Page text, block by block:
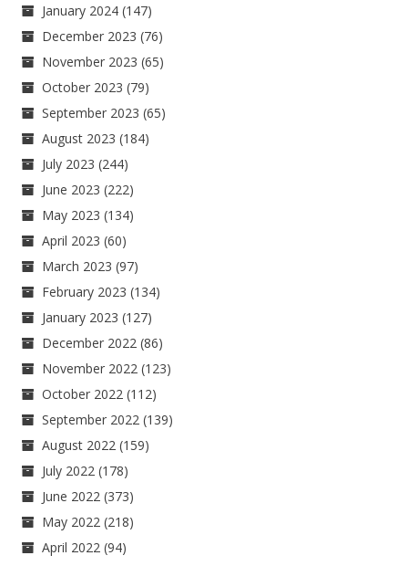
January 2024 (147)
December 2023 (76)
November 2023 (65)
October 2023 (79)
September 2023 (65)
August 2023 (184)
July 2023 (244)
June 2023 (222)
May 2023 (134)
April 2023 (60)
March 2023 (97)
February 2023 (134)
January 2023 (127)
December 2022 (86)
November 2022 (123)
October 2022 (112)
September 2022 (139)
August 2022 (159)
July 2022 (178)
June 2022 (373)
May 2022 (218)
April 2022 (94)